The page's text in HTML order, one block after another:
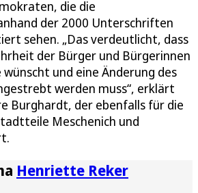
die die
der 2000 Unterschriften
sehen. „Das verdeutlicht, dass
der Bürger und Bürgerinnen
und eine Änderung des
werden muss“, erklärt
Burghardt, der ebenfalls für die
Meschenich und
Henriette Reker